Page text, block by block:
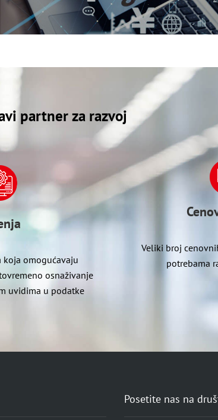
partner za razvoj
koja omogućavaju
osnaživanje
uvidima u podatke
Veliki broj
potrebama
Posetite nas na